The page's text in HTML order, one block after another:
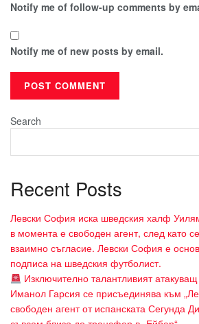
Notify me of follow-up comments by
Notify me of new posts by email.
Search
Recent Posts
Левски София иска шведския халф
в момента е свободен агент, след като
взаимно съгласие. Левски София е
подписа на шведския футболист.
Изключително талантливият
Иманол Гарсия се присъединява към
свободен агент от испанската Сегунда